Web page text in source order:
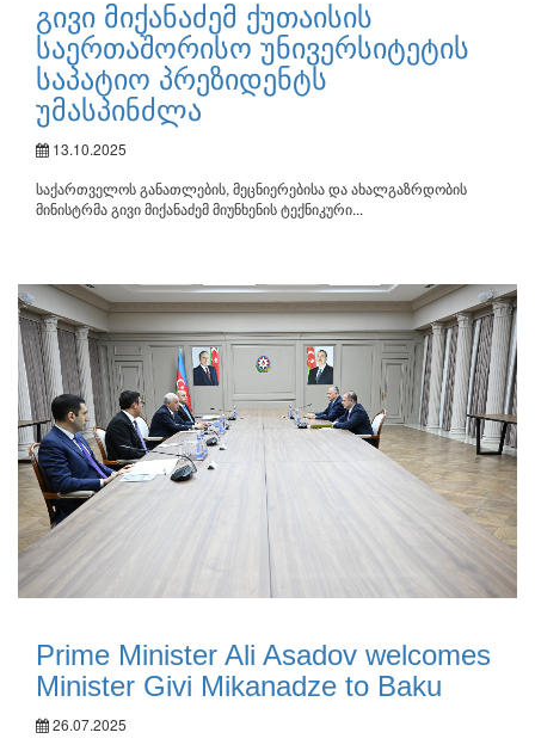
გივი მიქანაძემ ქუთაისის
საერთაშორისო უნივერსიტეტის
საპატიო პრეზიდენტს
უმასპინძლა
13.10.2025
საქართველოს განათლების, მეცნიერებისა და ახალგაზრდობის
მინისტრმა გივი მიქანაძემ მიუნხენის ტექნიკური...
Prime Minister Ali Asadov welcomes
Minister Givi Mikanadze to Baku
26.07.2025